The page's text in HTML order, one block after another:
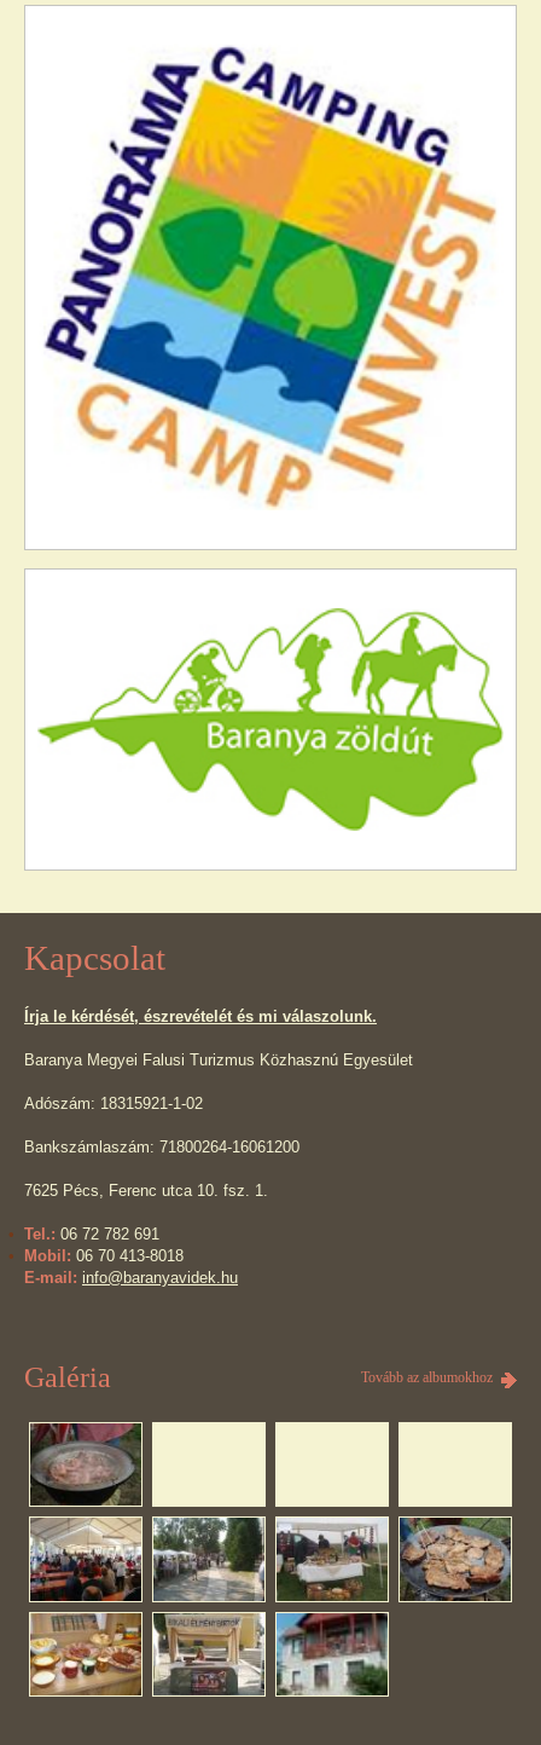
Kapcsolat
Írja le kérdését, észrevételét és mi válaszolunk.
Baranya Megyei Falusi Turizmus Közhasznú Egyesület
Adószám: 18315921-1-02
Bankszámlaszám: 71800264-16061200
7625 Pécs, Ferenc utca 10. fsz. 1.
Tel.: 06 72 782 691
Mobil: 06 70 413-8018
E-mail: info@baranyavidek.hu
Galéria Tovább az albumokhoz